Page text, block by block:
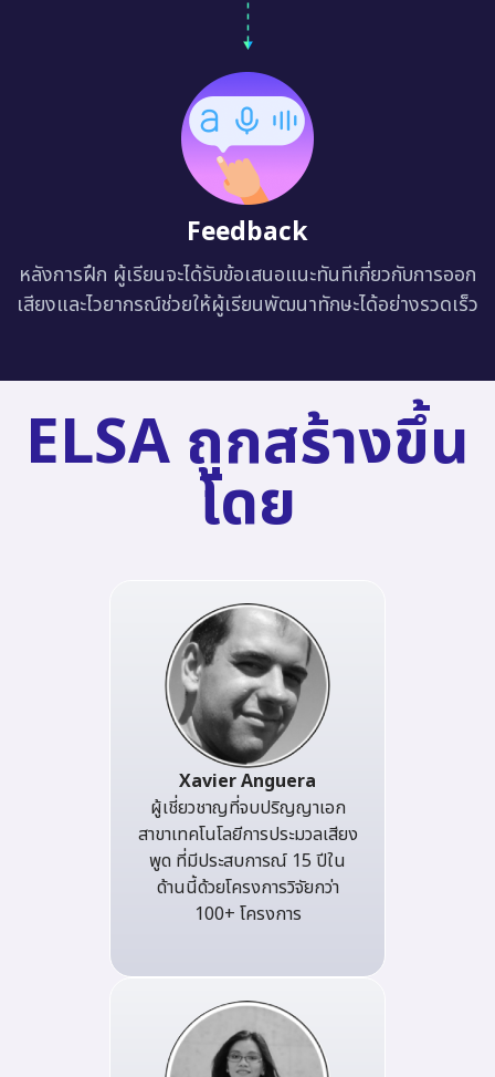
Feedback
หลังการฝึก ผู้เรียนจะได้รับข้อเสนอแนะทันทีเกี่ยวกับการออก
เสียงและไวยากรณ์ช่วยให้ผู้เรียนพัฒนาทักษะได้อย่างรวดเร็ว
ELSA ถูกสร้างขึ้น
โดย
Xavier Anguera
ผู้เชี่ยวชาญที่จบปริญญาเอก
สาขาเทคโนโลยีการประมวลเสียง
พูด ที่มีประสบการณ์ 15 ปีใน
ด้านนี้ด้วยโครงการวิจัยกว่า
100+ โครงการ